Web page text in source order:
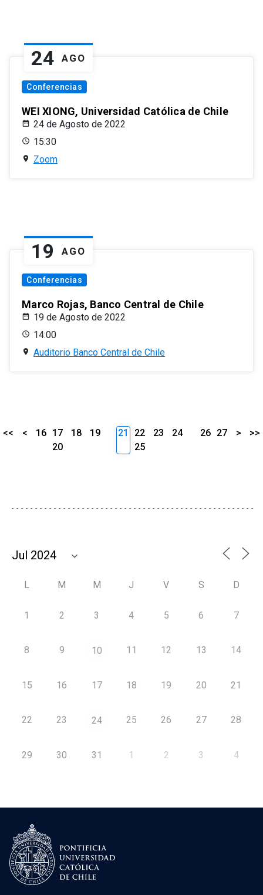
24 AGO
Conferencias
WEI XIONG, Universidad Católica de Chile
24 de Agosto de 2022
15:30
Zoom
19 AGO
Conferencias
Marco Rojas, Banco Central de Chile
19 de Agosto de 2022
14:00
Auditorio Banco Central de Chile
<< < 16 17 18
19
20
21 22 23
24
25
26 27 > >>
L M M J V S D
1 2 3 4 5 6 7
8 9 10 11 12 13 14
15 16 17 18 19 20 21
22 23 24 25 26 27 28
29 30 31 1 2 3 4